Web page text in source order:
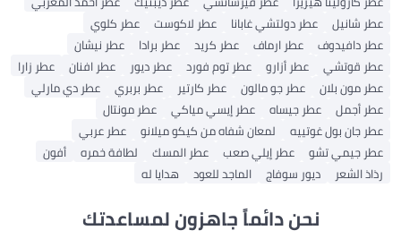
عطر شانيل
عطر دولتشي غابانا عطر لاكوست
عطر كلوي
عطر دافيدوف
عطر ارماف عطر كريد عطر برادا
عطر نيشان
عطر قوتشي
عطر أزارو عطر توم فورد عطر ديور عطر افنان
عطر زارا
عطر مون بلان
عطر جو مالون عطر كارتير عطر بربري
عطر دي مارلي
عطر أجمل
عطر جيساه عطر إيسي مياكي
عطر مونتال
عطر جان بول غوتييه
لمعان شفاه من كيكو ميلانو
عطر عربي
عطر جيمي تشو
عطر إيلي صعب عطر المسك لطافة خمره
أفون
رذاذ الشعر
ديور سوفاج الماجد للعود هدايا له
نحن دائماً جاهزون لمساعدتك